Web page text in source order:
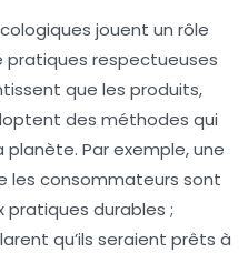
jouent un rôle
pratiques respectueuses
que les produits,
des méthodes qui
Par exemple, une
les consommateurs sont
pratiques durables ;
qu’ils seraient prêts à